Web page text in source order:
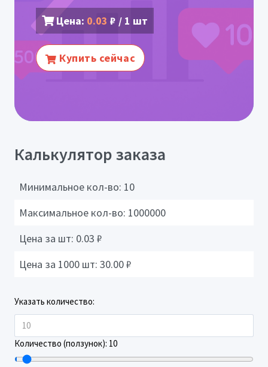
Цена: 0.03 ₽ / 1 шт
Купить сейчас
Калькулятор заказа
Минимальное кол-во: 10
Максимальное кол-во: 1000000
Цена за шт: 0.03 ₽
Цена за 1000 шт: 30.00₽
Указать количество:
Количество (ползунок): 10